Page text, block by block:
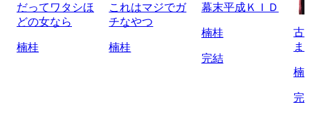
だってワタシほ
どの女なら
楠桂
これはマジでガ
チなやつ
楠桂
幕末平成ＫＩＤ
楠桂
完結
古
ま
楠
完